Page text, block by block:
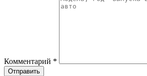
Комментарий *
Отправить